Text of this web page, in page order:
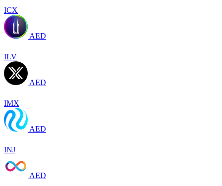
ICX
AED
ILV
AED
IMX
AED
INJ
AED